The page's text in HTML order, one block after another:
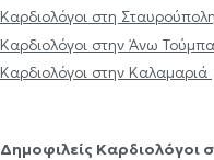
Καρδιολόγοι στη Σταυρούπολη
Καρδιολόγοι στην Άνω Τούμπα
Καρδιολόγοι στην Καλαμαριά
Δημοφιλείς Καρδιολόγοι